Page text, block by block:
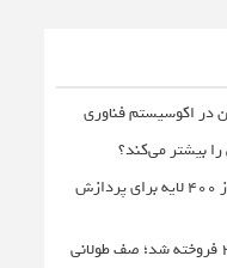
در اکوسیستم فناوری
بیشتر می‌کند؟
سامسونگ از اولین تراشه حافظه با بیش از ۴۰۰ لایه برای پردازش
تمامی محصولات فراری تا پایان سال ۲۰۲۷ فروخته شد؛ صف طولانی